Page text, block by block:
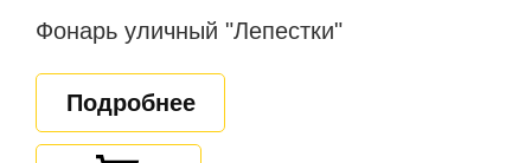
Фонарь уличный "Лепестки"
Подробнее